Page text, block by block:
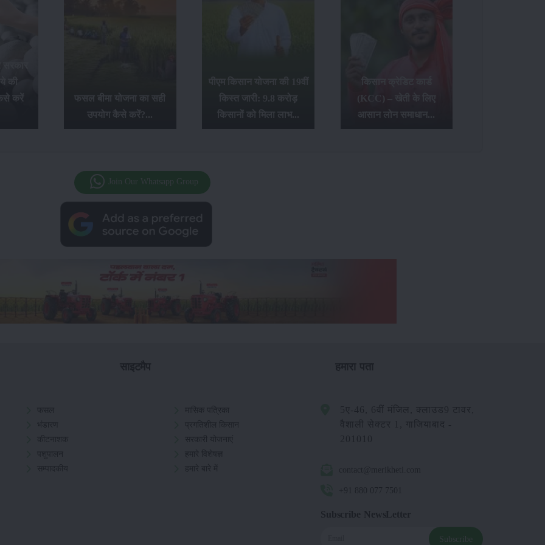
की
करें
फसल बीमा योजना का सही
उपयोग कैसे करें?...
पीएम किसान योजना की 19वीं
किस्त जारी: 9.8 करोड़
किसानों को मिला लाभ...
किसान क्रेडिट कार्ड
(KCC) – खेती के लिए
आसान लोन समाधान...
Join Our Whatsapp Group
Subscribe